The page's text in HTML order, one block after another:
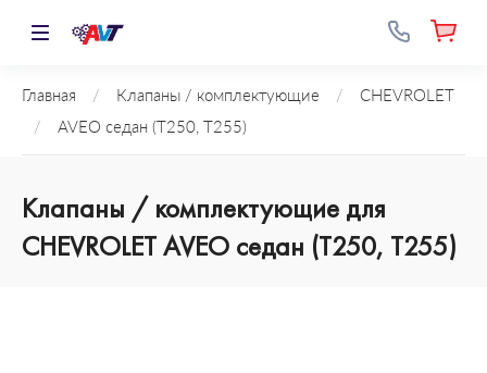
Главная / Клапаны / комплектующие /
CHEVROLET
/
AVEO седан (T250, T255)
Клапаны / комплектующие для
CHEVROLET AVEO седан (T250, T255)